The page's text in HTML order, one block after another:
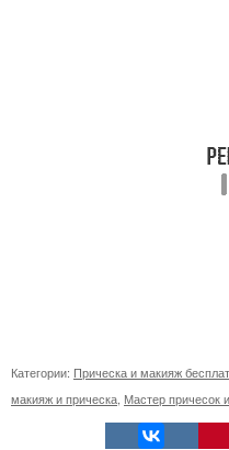
Категории: Прическа и макияж
макияж и прическа Мастер причесок